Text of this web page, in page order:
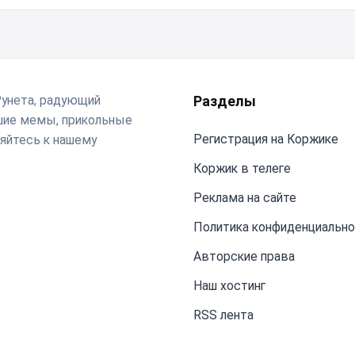
радующий
мемы, прикольные
к нашему
Разделы
Регистрация на Коржике
Коржик в телеге
Реклама на сайте
Политика
Авторские права
Наш хостинг
RSS лента